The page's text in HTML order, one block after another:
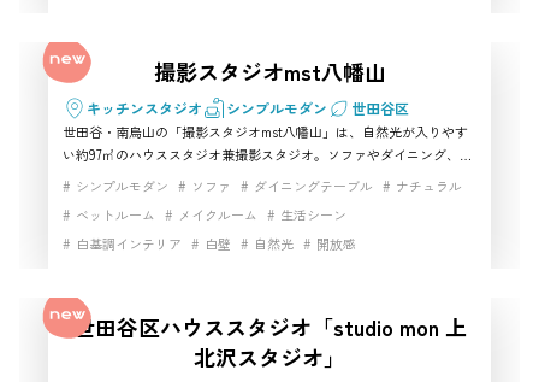
撮影スタジオmst八幡山
キッチンスタジオ シンプルモダン 世田谷区
世田谷・南烏山の「撮影スタジオmst八幡山」は、自然光が入りやす
い約97㎡のハウススタジオ兼撮影スタジオ。ソファやダイニング、メ
イク・更衣に使える控室まわりも整い、ポートレート〜アパレル、コ
照明で雰囲気を変えられるので、世田谷で使い勝手重視のスタジオを
探す方にもおすすめ。駅徒歩圏＆Wi-Fiありで運用もしやすい一室で
シンプルモダン ソファ ダイニングテーブル
ナチュラル
ベットルーム
メイクルーム
生活シーン
白基調インテリア
白壁 自然光
開放感
世田谷区ハウススタジオ「studio mon 上
北沢スタジオ」